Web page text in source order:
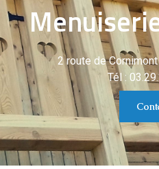
2 route de
Tél :